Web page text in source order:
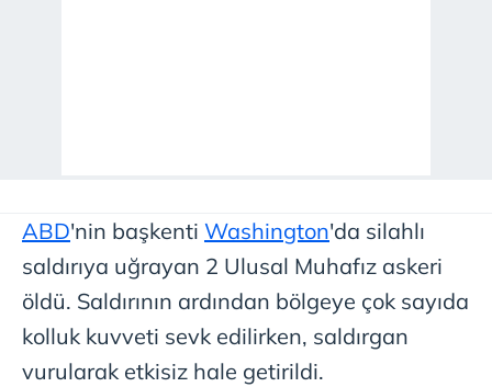
ABD'nin başkenti Washington'da silahlı
saldırıya uğrayan 2 Ulusal Muhafız askeri
öldü. Saldırının ardından bölgeye çok sayıda
kolluk kuvveti sevk edilirken, saldırgan
vurularak etkisiz hale getirildi.